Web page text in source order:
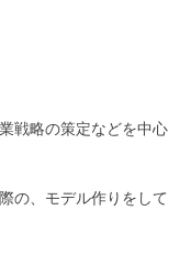
戦略の策定などを中心
の、モデル作りをして